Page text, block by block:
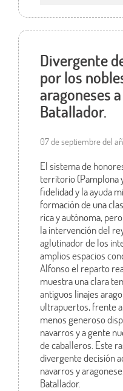
Divergente
por los
aragoneses
Batallador.
07 de septiembre del
El sistema de
territorio (Pamplona
fidelidad y la ayuda
formación de una
rica y autónoma,
la intervención del
aglutinador de los
amplios espacios
Alfonso el reparto
muestra una clara
antiguos linajes
ultrapuertos, frente
menos generoso
navarros y a gente
de caballeros. Este
divergente decisión
navarros y
Batallador.